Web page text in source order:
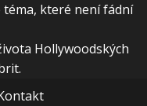
které není fádní
Hollywoodských